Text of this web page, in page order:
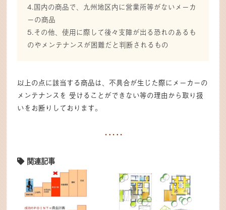
4.国内の商品で、九州地区内に営業所等がないメーカ
ーの商品
5.その他、使用に際して後々支障が出る恐れのあるも
のやメンテナンスが困難だと判断されるもの
以上の点に該当する商品は、不具合が生じた際にメーカーの
メンテナンスを 受けることができない等の理由から取り扱
いをお断りしております。
関連記事